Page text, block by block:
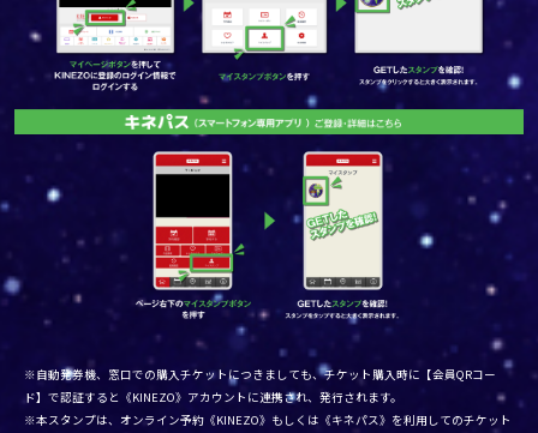
※自動発券機、窓口での購入チケットにつきましても、チケット購入時に【会員QRコー
ド】で認証すると《KINEZO》アカウントに連携され、発行されます。
※本スタンプは、オンライン予約《KINEZO》もしくは《キネパス》を利用してのチケット